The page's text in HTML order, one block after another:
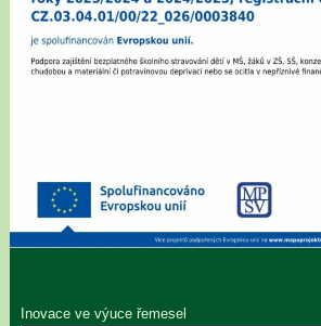
Inovace ve výuce řemesel